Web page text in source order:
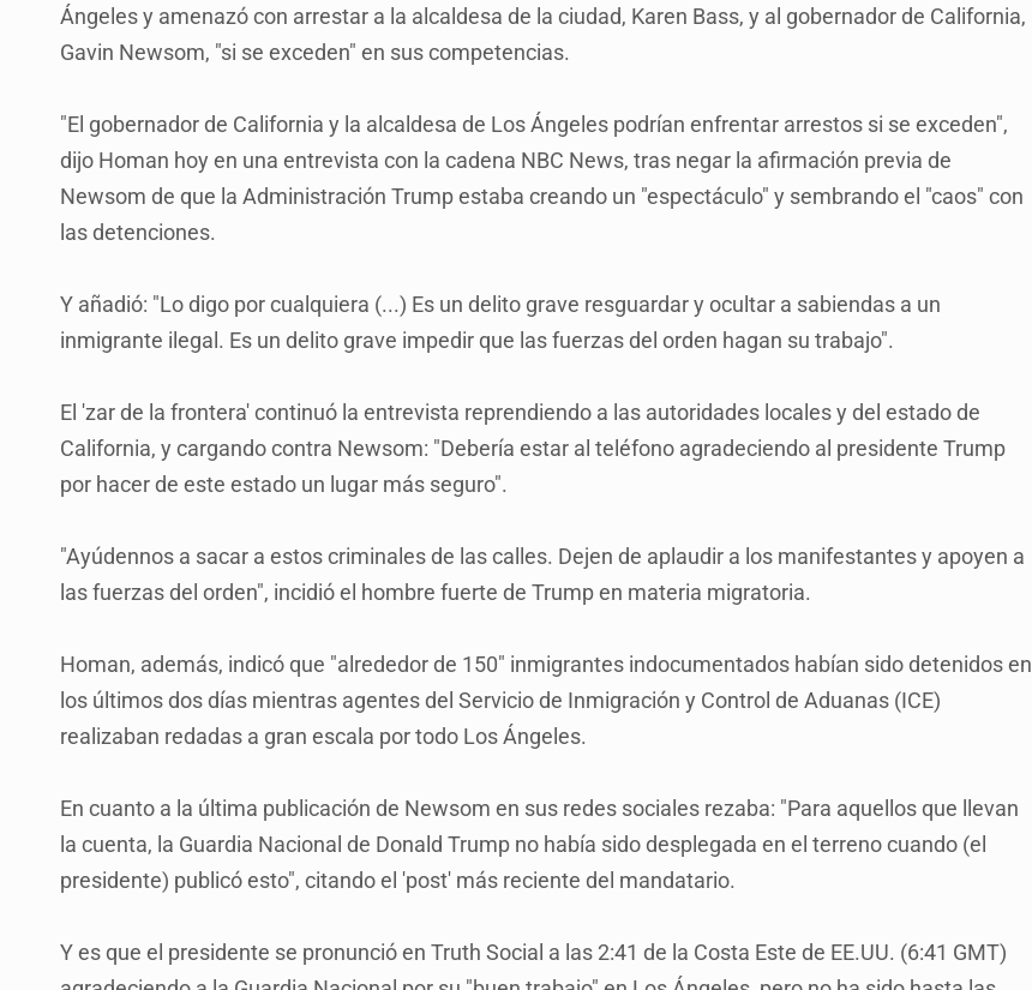
Ángeles y amenazó con arrestar a la alcaldesa de la ciudad, Karen Bass, y al gobernador de California,
Gavin Newsom, "si se exceden" en sus competencias.
"El gobernador de California y la alcaldesa de Los Ángeles podrían enfrentar arrestos si se exceden",
dijo Homan hoy en una entrevista con la cadena NBC News, tras negar la afirmación previa de
Newsom de que la Administración Trump estaba creando un "espectáculo" y sembrando el "caos" con
las detenciones.
Y añadió: "Lo digo por cualquiera (...) Es un delito grave resguardar y ocultar a sabiendas a un
inmigrante ilegal. Es un delito grave impedir que las fuerzas del orden hagan su trabajo".
El 'zar de la frontera' continuó la entrevista reprendiendo a las autoridades locales y del estado de
California, y cargando contra Newsom: "Debería estar al teléfono agradeciendo al presidente Trump
por hacer de este estado un lugar más seguro".
"Ayúdennos a sacar a estos criminales de las calles. Dejen de aplaudir a los manifestantes y apoyen a
las fuerzas del orden", incidió el hombre fuerte de Trump en materia migratoria.
Homan, además, indicó que "alrededor de 150" inmigrantes indocumentados habían sido detenidos en
los últimos dos días mientras agentes del Servicio de Inmigración y Control de Aduanas (ICE)
realizaban redadas a gran escala por todo Los Ángeles.
En cuanto a la última publicación de Newsom en sus redes sociales rezaba: "Para aquellos que llevan
la cuenta, la Guardia Nacional de Donald Trump no había sido desplegada en el terreno cuando (el
presidente) publicó esto", citando el 'post' más reciente del mandatario.
Y es que el presidente se pronunció en Truth Social a las 2:41 de la Costa Este de EE.UU. (6:41 GMT)